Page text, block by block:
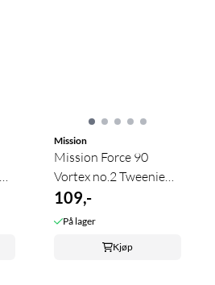
Mission
Mission Force 90
Vortex no.2 Tweenie
Solid Black
109,-
På lager
Kjøp